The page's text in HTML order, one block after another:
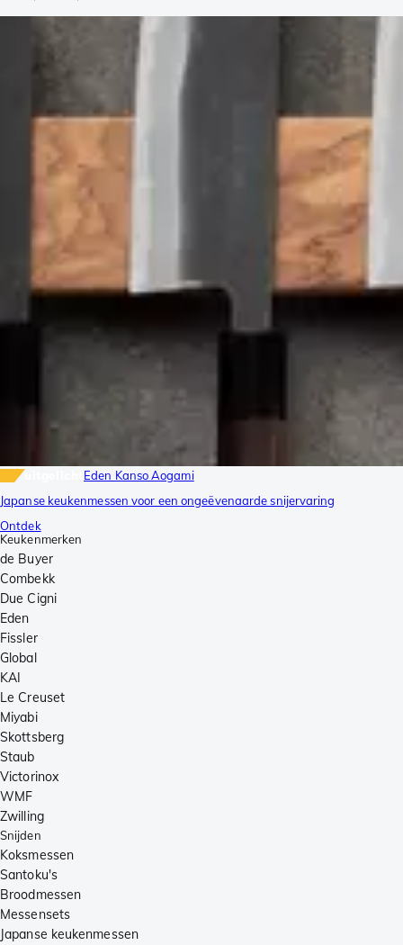
Eden Kanso Aogami
Japanse keukenmessen voor een ongeëvenaarde snijervaring
Ontdek
Keukenmerken
de Buyer
Combekk
Due Cigni
Eden
Fissler
Global
KAI
Le Creuset
Miyabi
Skottsberg
Staub
Victorinox
WMF
Zwilling
Snijden
Koksmessen
Santoku's
Broodmessen
Messensets
Japanse keukenmessen